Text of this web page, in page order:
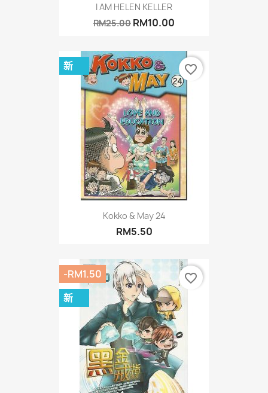
I AM HELEN KELLER
RM25.00 RM10.00
Kokko & May 24
RM5.50
新 favorite_border
-RM1.50
新
favorite_border